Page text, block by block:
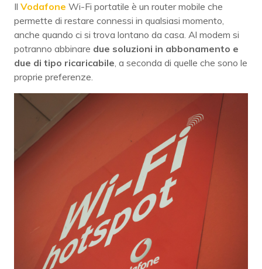
Il Vodafone Wi-Fi portatile è un router mobile che
permette di restare connessi in qualsiasi momento,
anche quando ci si trova lontano da casa. Al modem si
potranno abbinare due soluzioni in abbonamento e
due di tipo ricaricabile, a seconda di quelle che sono le
proprie preferenze.